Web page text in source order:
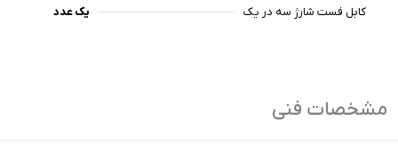
کابل فست شارژ سه در یک یک عدد
مشخصات فنی